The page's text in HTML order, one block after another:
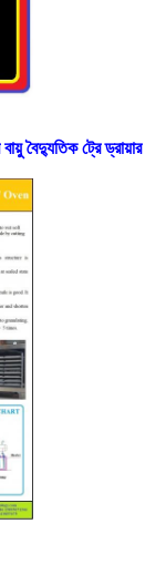
বৈদ্যুতিক ট্রে ড্রায়ার